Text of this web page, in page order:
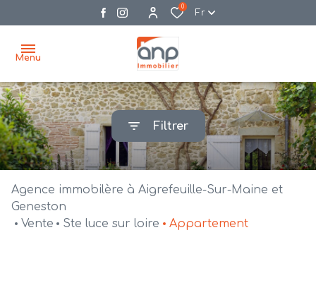
0
Fr
Menu
accueil
acheter
biens
vente
bien
nos
agences
Filtrer
Agence immobilère à Aigrefeuille-Sur-Maine et
Geneston
Vente
Ste luce sur loire Appartement